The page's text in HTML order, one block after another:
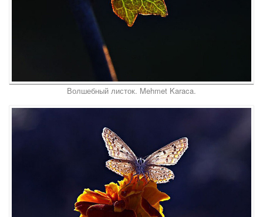
Волшебный листок. Mehmet Karaca.